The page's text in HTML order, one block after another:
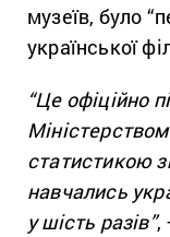
музеїв, було
української
“Це офіційно
статистикою
навчались
у шість разів”,